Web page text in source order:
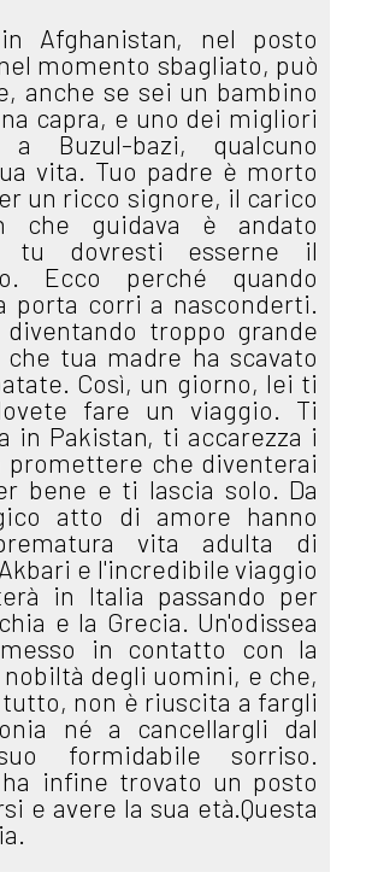
Afghanistan, nel posto
momento sbagliato, può
anche se sei un bambino
capra, e uno dei migliori
Buzul-bazi, qualcuno
vita. Tuo padre è morto
un ricco signore, il carico
che guidava è andato
tu dovresti esserne il
Ecco perché quando
porta corri a nasconderti.
troppo grande
tua madre ha scavato
Così, un giorno, lei ti
fare un viaggio. Ti
in Pakistan, ti accarezza i
che diventerai
bene e ti lascia solo. Da
atto di amore hanno
vita adulta di
e l'incredibile viaggio
in Italia passando per
e la Grecia. Un'odissea
in contatto con la
degli uomini, e che,
non è riuscita a fargli
né a cancellargli dal
formidabile sorriso.
infine trovato un posto
e avere la sua età.Questa